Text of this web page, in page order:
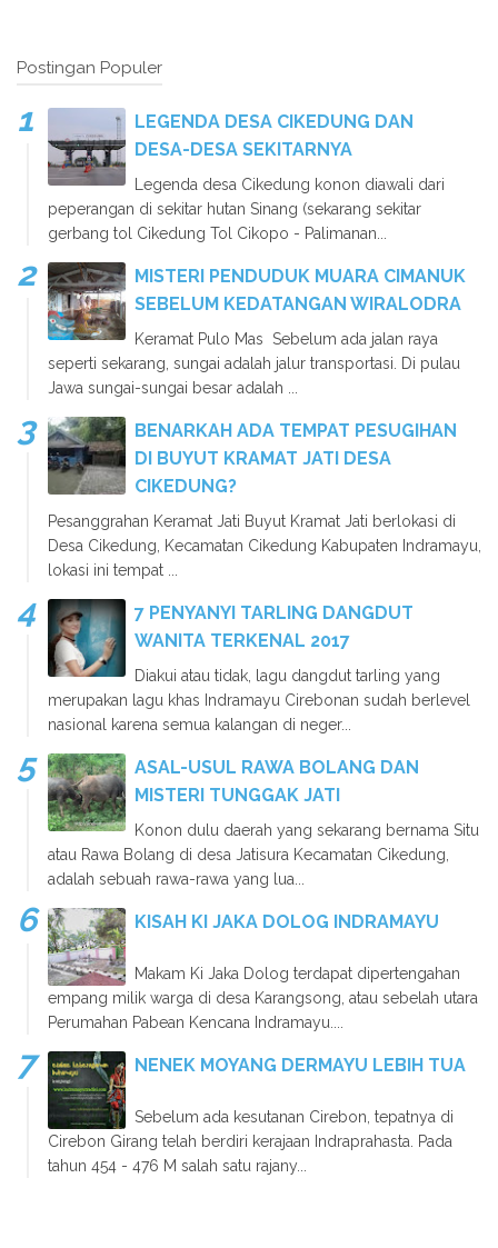
Postingan Populer
LEGENDA DESA CIKEDUNG DAN
DESA-DESA SEKITARNYA
Legenda desa Cikedung konon diawali dari
peperangan di sekitar hutan Sinang (sekarang sekitar
gerbang tol Cikedung Tol Cikopo - Palimanan...
MISTERI PENDUDUK MUARA CIMANUK
SEBELUM KEDATANGAN WIRALODRA
Keramat Pulo Mas Sebelum ada jalan raya
seperti sekarang, sungai adalah jalur transportasi. Di pulau
Jawa sungai-sungai besar adalah ...
BENARKAH ADA TEMPAT PESUGIHAN
DI BUYUT KRAMAT JATI DESA
CIKEDUNG?
Pesanggrahan Keramat Jati Buyut Kramat Jati berlokasi di
Desa Cikedung, Kecamatan Cikedung Kabupaten Indramayu,
lokasi ini tempat ...
7 PENYANYI TARLING DANGDUT
WANITA TERKENAL 2017
Diakui atau tidak, lagu dangdut tarling yang
merupakan lagu khas Indramayu Cirebonan sudah berlevel
nasional karena semua kalangan di neger...
ASAL-USUL RAWA BOLANG DAN
MISTERI TUNGGAK JATI
Konon dulu daerah yang sekarang bernama Situ
atau Rawa Bolang di desa Jatisura Kecamatan Cikedung,
adalah sebuah rawa-rawa yang lua...
KISAH KI JAKA DOLOG INDRAMAYU
Makam Ki Jaka Dolog terdapat dipertengahan
empang milik warga di desa Karangsong, atau sebelah utara
Perumahan Pabean Kencana Indramayu....
NENEK MOYANG DERMAYU LEBIH TUA
Sebelum ada kesutanan Cirebon, tepatnya di
Cirebon Girang telah berdiri kerajaan Indraprahasta. Pada
tahun 454 - 476 M salah satu rajany...